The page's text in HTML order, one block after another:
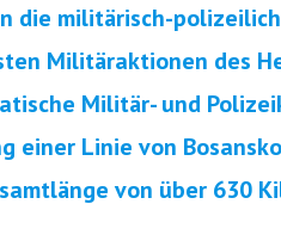
die militärisch-
Militäraktionen des
Militär- und
Linie von
von über 630